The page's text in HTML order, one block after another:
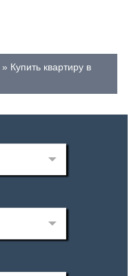
Купить квартиру в